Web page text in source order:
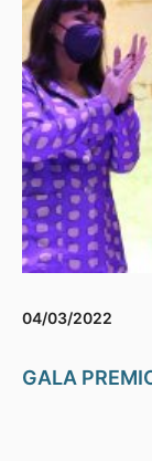
04/03/2022
GALA